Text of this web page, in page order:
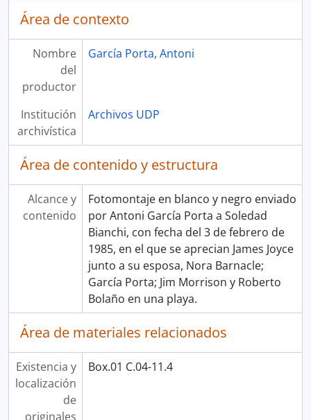
Área de contexto
Nombre
del
productor
García Porta, Antoni
Institución
archivística
Archivos UDP
Área de contenido y estructura
Alcance y
contenido
Fotomontaje en blanco y negro enviado
por Antoni García Porta a Soledad
Bianchi, con fecha del 3 de febrero de
1985, en el que se aprecian James Joyce
junto a su esposa, Nora Barnacle;
García Porta; Jim Morrison y Roberto
Bolaño en una playa.
Área de materiales relacionados
Existencia y
localización
de
originales
Box.01 C.04-11.4